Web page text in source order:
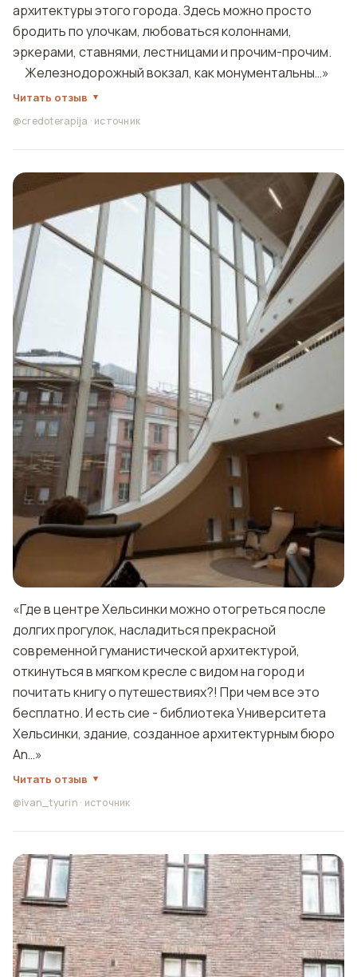
архитектуры этого города. Здесь можно просто
бродить по улочкам, любоваться колоннами,
эркерами, ставнями, лестницами и прочим-прочим.⠀
⠀ Железнодорожный вокзал, как монументальны…»
Читать отзыв
@credoterapija · источник
«Где в центре Хельсинки можно отогреться после
долгих прогулок, насладиться прекрасной
современной гуманистической архитектурой,
откинуться в мягком кресле с видом на город и
почитать книгу о путешествиях?! При чем все это
бесплатно. И есть сие - библиотека Университета
Хельсинки, здание, созданное архитектурным бюро
An…»
Читать отзыв
@ivan_tyurin · источник